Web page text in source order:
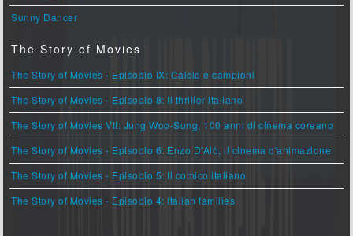
Sunny Dancer
The Story of Movies
The Story of Movies - Episodio IX: Calcio e campioni
The Story of Movies - Episodio 8: Il thriller italiano
The Story of Movies VII: Jung Woo-Sung, 100 anni di cinema coreano
The Story of Movies - Episodio 6: Enzo D'Alò, il cinema d'animazione
The Story of Movies - Episodio 5: Il comico italiano
The Story of Movies - Episodio 4: Italian families